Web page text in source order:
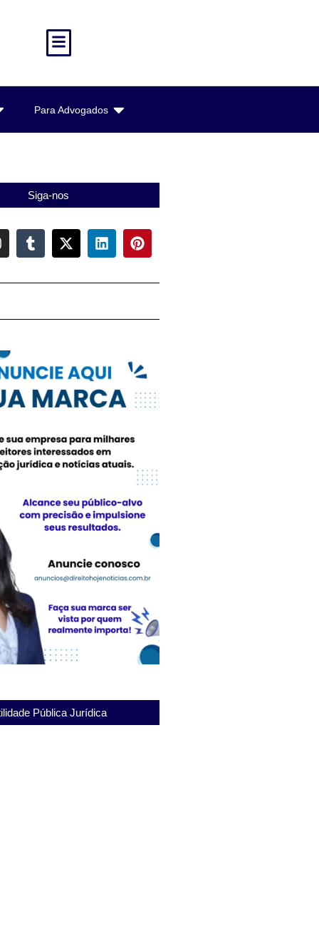
Para Advogados
Siga-nos
Pública Jurídica